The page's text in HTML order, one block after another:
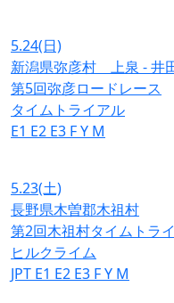
5.24(日)
新潟県弥彦村 上泉 - 井
第5回弥彦ロードレース
タイムトライアル
E1 E2 E3 FY M
5.23(土)
長野県木曽郡木祖村
第2回木祖村タイムトラ
ヒルクライム
JPT E1 E2 E3 FY M